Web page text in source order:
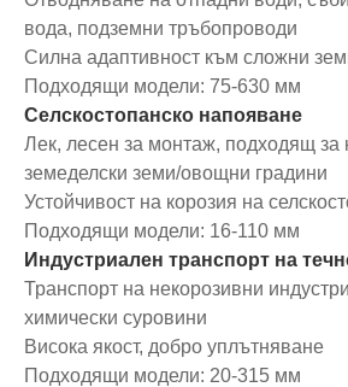
вода, подземни тръбопроводи
Силна адаптивност към сложни
Подходящи модели: 75-630 мм
Селскостопанско напояване
Лек, лесен за монтаж, подходящ за
земеделски земи/овощни градини
Устойчивост на корозия на
Подходящи модели: 16-110 мм
Индустриален транспорт на
Транспорт на некорозивни
химически суровини
Висока якост, добро уплътняване
Подходящи модели: 20-315 мм